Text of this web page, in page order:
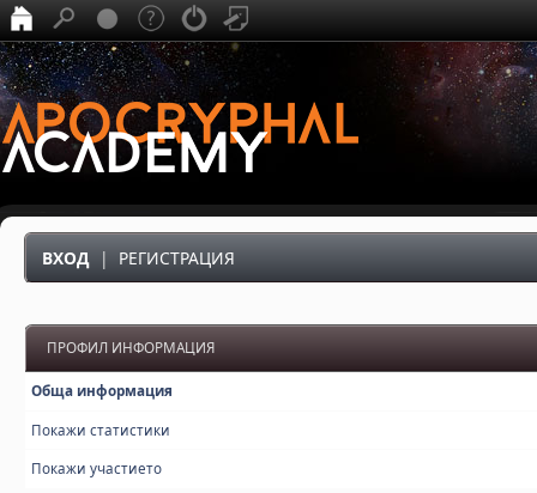
ВХОД | РЕГИСТРАЦИЯ
ПРОФИЛ ИНФОРМАЦИЯ
Обща информация
Покажи статистики
Покажи участието